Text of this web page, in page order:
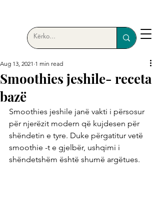
Smoothies jeshile- receta
bazë
Aug 13, 2021 1 min read
Smoothies jeshile janë vakti i përsosur
për njerëzit modern që kujdesen për
shëndetin e tyre. Duke përgatitur vetë
smoothie -t e gjelbër, ushqimi i
shëndetshëm është shumë argëtues.